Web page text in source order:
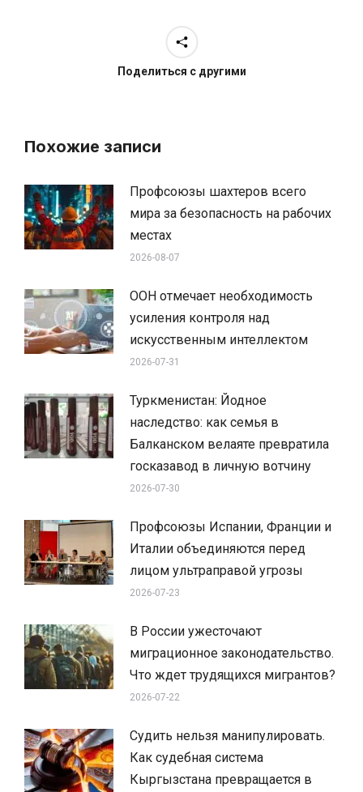
Поделиться с другими
Похожие записи
Профсоюзы шахтеров всего
мира за безопасность на рабочих
местах
2026-08-07
ООН отмечает необходимость
усиления контроля над
искусственным интеллектом
2026-07-31
Туркменистан: Йодное
наследство: как семья в
Балканском велаяте превратила
госказавод в личную вотчину
2026-07-30
Профсоюзы Испании, Франции и
Италии объединяются перед
лицом ультраправой угрозы
2026-07-23
В России ужесточают
миграционное законодательство.
Что ждет трудящихся мигрантов?
2026-07-22
Судить нельзя манипулировать.
Как судебная система
Кыргызстана превращается в